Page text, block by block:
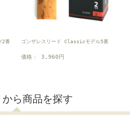
2番 ゴンザレスリード Classicモデル5番
価格： 3,960円
から商品を探す